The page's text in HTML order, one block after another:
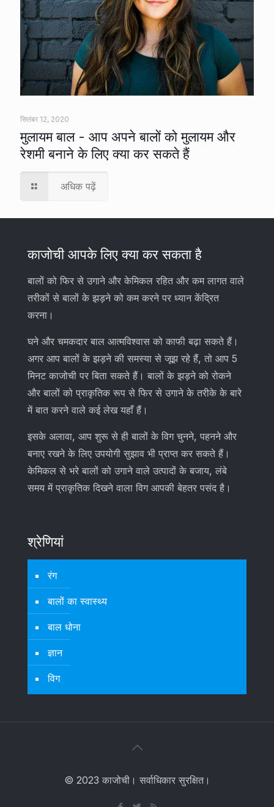
सितंबर 12, 2020
मुलायम बाल - आप अपने बालों को मुलायम और
रेशमी बनाने के लिए क्या कर सकते हैं
अधिक पढ़ें
काजोची आपके लिए क्या कर सकता है
बालों को फिर से उगाने और केमिकल रहित और कम लागत वाले
तरीकों से बालों के झड़ने को कम करने पर ध्यान केंद्रित
करना।
घने और चमकदार बाल आत्मविश्वास को काफी बढ़ा सकते हैं।
अगर आप बालों के झड़ने की समस्या से जूझ रहे हैं, तो आप 5
मिनट काजोची पर बिता सकते हैं। बालों के झड़ने को रोकने
और बालों को प्राकृतिक रूप से फिर से उगाने के तरीके के बारे
में बात करने वाले कई लेख यहाँ हैं।
इसके अलावा, आप शुरू से ही बालों के विग चुनने, पहनने और
बनाए रखने के लिए उपयोगी सुझाव भी प्राप्त कर सकते हैं।
केमिकल से भरे बालों को उगाने वाले उत्पादों के बजाय, लंबे
समय में प्राकृतिक दिखने वाला विग आपकी बेहतर पसंद है।
श्रेणियां
रंग
बालों का स्वास्थ्य
बाल धोना
ज्ञान
विग
© 2023 काजोची। सर्वाधिकार सुरक्षित।